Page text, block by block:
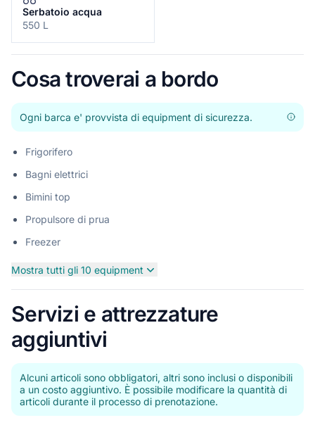
Serbatoio acqua
550 L
Cosa troverai a bordo
Ogni barca e' provvista di equipment di sicurezza.
Frigorifero
Bagni elettrici
Bimini top
Propulsore di prua
Freezer
Mostra tutti gli 10 equipment
Servizi e attrezzature
aggiuntivi
Alcuni articoli sono obbligatori, altri sono inclusi o disponibili
a un costo aggiuntivo. È possibile modificare la quantità di
articoli durante il processo di prenotazione.